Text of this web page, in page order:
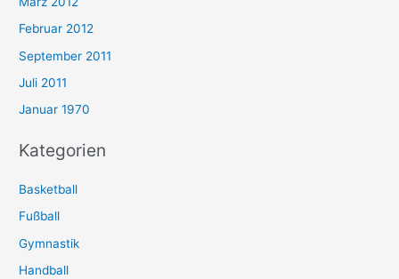
Februar 2012
September 2011
Juli 2011
Januar 1970
Kategorien
Basketball
Fußball
Gymnastik
Handball